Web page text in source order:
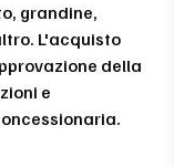
grandine,
L'acquisto
della
e